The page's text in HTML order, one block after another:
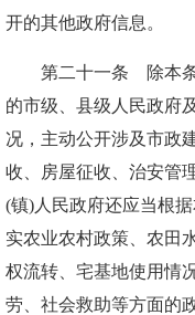
开的其他政府信息。
第二十一条 除本条
的市级、县级人民政府
况，主动公开涉及市政
收、房屋征收、治安管
(镇)人民政府还应当根
实农业农村政策、农田
权流转、宅基地使用情
劳、社会救助等方面的